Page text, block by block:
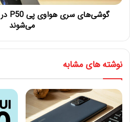
می‌شوند
نوشته های مشابه